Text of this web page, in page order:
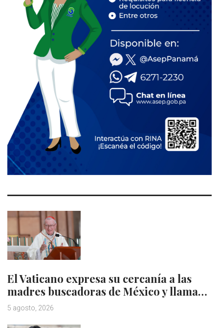
El Vaticano expresa su cercanía a las
madres buscadoras de México y llama…
5 agosto, 2026